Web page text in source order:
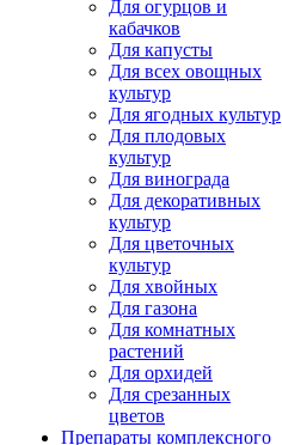
Для огурцов и
кабачков
Для капусты
Для всех овощных
культур
Для ягодных культур
Для плодовых
культур
Для винограда
Для декоративных
культур
Для цветочных
культур
Для хвойных
Для газона
Для комнатных
растений
Для орхидей
Для срезанных
цветов
Препараты комплексного